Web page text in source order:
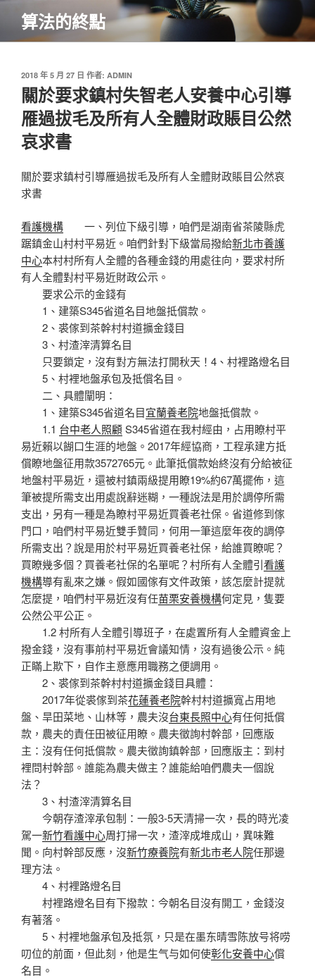
主
算法的終點
發
佈
於
2018 年 5 月 27 日 作者: ADMIN
關於要求鎮村失智老人安養中心引導
雁過拔毛及所有人全體財政賬目公然
哀求書
關於要求鎮村引導雁過拔毛及所有人全體財政賬目公然哀
求書
看護機構 一、列位下級引導，咱們是湖南省茶陵縣虎
踞鎮金山村村平易近。咱們針對下級當局撥給新北市養護
中心本村村所有人全體的各種金錢的用處往向，要求村所
有人全體對村平易近財政公示。
要求公示的金錢有
1、建築S345省道名目地盤抵償款。
2、裘傢到茶幹村村道擴金錢目
3、村渣滓清算名目
只要鎖定，沒有對方無法打開秋天！4、村裡路燈名目
5、村裡地盤承包及抵償名目。
二、具體闡明：
1、建築S345省道名目宜蘭養老院地盤抵償款。
1.1 台中老人照顧S345省道在我村經由，占用瞭村平
易近賴以餬口生涯的地盤。2017年經協商，工程承建方抵
償瞭地盤征用款3572765元。此筆抵償款始終沒有分給被征
地盤村平易近，還被村鎮兩級提用瞭19%約67萬擺佈，這
筆被提所需支出用處說辭迷糊，一種說法是用於調停所需
支出，另有一種是為瞭村平易近買養老社保。省道修到傢
門口，咱們村平易近雙手贊同，何用一筆這麼年夜的調停
所需支出？說是用於村平易近買養老社保，給誰買瞭呢？
買瞭幾多個？買養老社保的名單呢？村所有人全體引看護
機構導有亂來之嫌。假如國傢有文件政策，該怎麼計提就
怎麼提，咱們村平易近沒有任苗栗安養機構何定見，隻要
公然公平公正。
1.2 村所有人全體引導班子，在處置所有人全體資金上
撥金錢，沒有事前村平易近會議知情，沒有過後公示。純
正瞞上欺下，自作主意應用職務之便調用。
2、裘傢到茶幹村村道擴金錢目具體：
2017年從裘傢到茶花蓮養老院幹村村道擴寬占用地
盤、旱田菜地、山林等，農夫沒台東長照中心有任何抵償
款，農夫的責任田被征用瞭。農夫徵詢村幹部，回應版
主：沒有任何抵償款。農夫徵詢鎮幹部，回應版主：到村
裡問村幹部。誰能為農夫做主？誰能給咱們農夫一個說
法？
3、村渣滓清算名目
今朝存渣滓承包制：一般3-5天清掃一次，長的時光凌
駕一新竹看護中心周打掃一次，渣滓成堆成山，異味難
聞。向村幹部反應，沒新竹療養院有新北市老人院任那邊
理方法。
4、村裡路燈名目
村裡路燈名目有下撥款：今朝名目沒有開工，金錢沒
有著落。
5、村裡地盤承包及抵氛，只是在墨东晴雪陈放号将唠
叨位的前面，但此刻，他是生气与如何使彰化安養中心償
名目。